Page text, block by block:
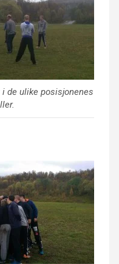
de ulike posisjonenes